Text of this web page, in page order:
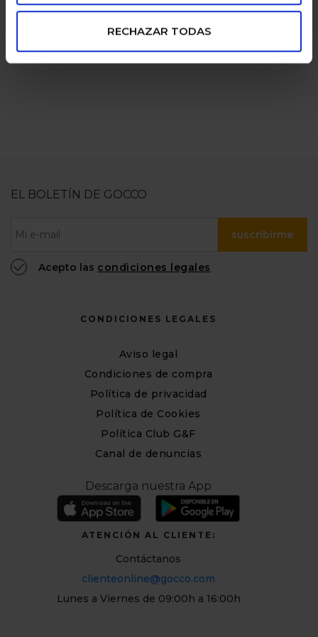
RECHAZAR TODAS
pagos seguros
familias
numerosas
EL BOLETÍN DE GOCCO
suscribirme
Acepto las condiciones legales
CONDICIONES LEGALES
Aviso legal
Condiciones de compra
Política de privacidad
Política de Cookies
Política Club G&F
Canal de denuncias
Descarga nuestra App
ATENCIÓN AL CLIENTE:
Contáctanos
clienteonline@gocco.com
Lunes a Viernes de 09:00h a 16:00h